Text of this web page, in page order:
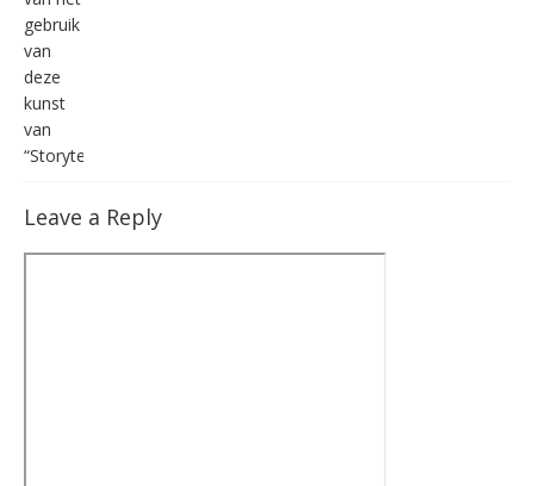
gebruik
van
deze
kunst
van
“Storytelling”
Leave a Reply